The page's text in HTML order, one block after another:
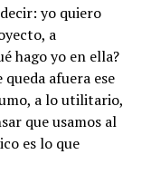
yo quiero
a
hago yo en ella?
afuera ese
a lo utilitario,
que usamos al
es lo que